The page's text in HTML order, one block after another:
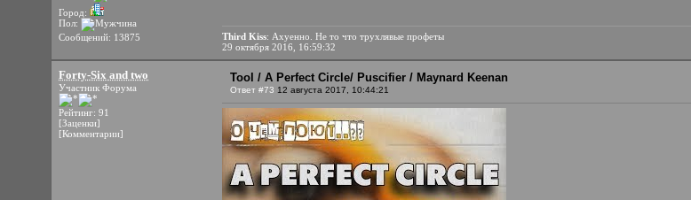
Город:
Пол:
Сообщений: 13875
Third Kiss: Ахуенно. Не то что трухлявые профеты
29 октября 2016, 16:59:32
Forty-Six and two
Участник Форума
Рейтинг: 91
[Заценки]
[Комментарии]
Tool / A Perfect Circle/ Puscifier / Maynard Keenan
Ответ #73 12 августа 2017, 10:44:21